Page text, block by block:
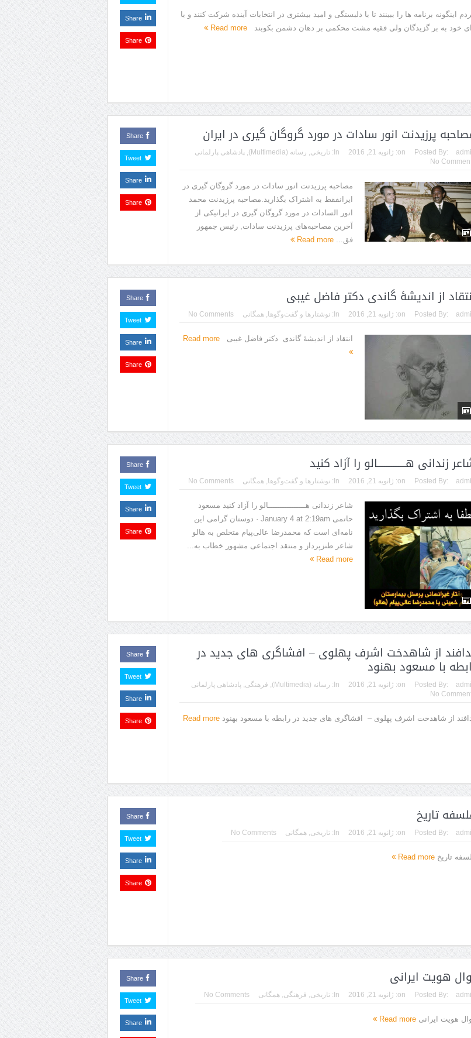
اینگونه برنامه ها را ببینند تا با دلبستگی و امید بیشتری در انتخابات آینده شرکت کنند و با
خود به بر گزیدگان ولی فقیه مشت محکمی بر دهان دشمن بکوبند Read more
Share
Share
پرزیدنت انور سادات در مورد گروگان گیری در ایران
Posted By:
on: ژانویه 21, 2016 In: تاریخی رسانه (Multimedia)
پادشاهی پارلمانی
No
مصاحبه پرزیدنت انور سادات در مورد گروگان گیری در
ایرانفقط به اشتراک بگذارید.مصاحبه پرزیدنت محمد
انور السادات در مورد گروگان گیری در ایرانیکی‌ از
آخرین مصاحبه‌های پرزیدنت سادات, رئیس جمهور
فق... Read more
Share
Tweet
Share
Share
از اندیشۀ گاندی دکتر فاضل غیبی
Posted By:
on: ژانویه 21, 2016 In: نوشتارها و گفت‌وگوها همگانی No Comments
انتقاد از اندیشۀ گاندی دکتر فاضل غیبی Read more
Share
Tweet
Share
Share
زندانی ‫‏هــــــــــــــــالو را آزاد کنید
Posted By:
on: ژانویه 21, 2016 In: نوشتارها و گفت‌وگوها همگانی No Comments
شاعر زندانی ‫‏هــــــــــــــــالو را آزاد کنید مسعود
حاتمی January 4 at 2:19am · دوستان گرامی این
نامه‌ای است که محمدرضا عالی‌پیام متخلص به هالو
شاعر طنزپرداز و منتقد اجتماعی مشهور خطاب به...
Read more
Share
Tweet
Share
Share
از شاهدخت اشرف پهلوی – افشاگری های جدید در
با مسعود بهنود
Posted By:
on: ژانویه 21, 2016 In: رسانه (Multimedia) , فرهنگی, پادشاهی پارلمانی
No
از شاهدخت اشرف پهلوی – افشاگری های جدید در رابطه با مسعود بهنود Read more
Share
Tweet
Share
Share
تاریخ
Posted By:
on: ژانویه 21, 2016 In: تاریخی, همگانی No Comments
تاریخ Read more
Share
Tweet
Share
Share
هویت ایرانی
Posted By:
on: ژانویه 21, 2016 In: تاریخی, فرهنگی, همگانی No Comments
هویت ایرانی Read more
Share
Tweet
Share